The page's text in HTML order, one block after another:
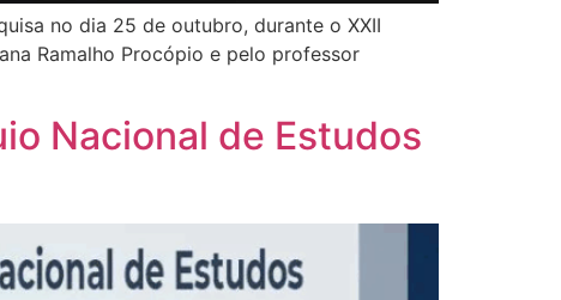
no dia 25 de outubro, durante o XXII
Ramalho Procópio e pelo professor
Nacional de Estudos